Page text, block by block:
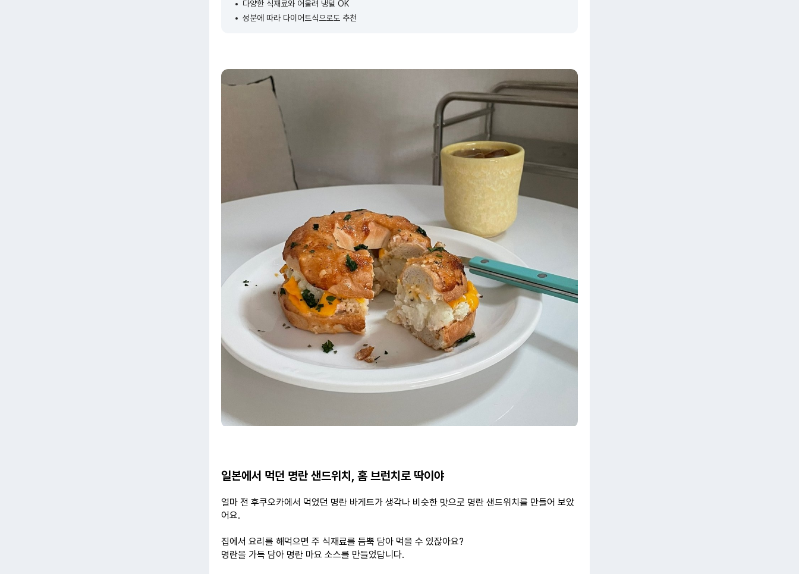
다양한 식재료와 어울려 냉털 OK
성분에 따라 다이어트식으로도 추천
일본에서 먹던 명란 샌드위치, 홈 브런치로 딱이야
얼마 전 후쿠오카에서 먹었던 명란 바게트가 생각나 비슷한 맛으로 명란 샌드위치를 만들어 보았
어요.
집에서 요리를 해먹으면 주 식재료를 듬뿍 담아 먹을 수 있잖아요?
명란을 가득 담아 명란 마요 소스를 만들었답니다.